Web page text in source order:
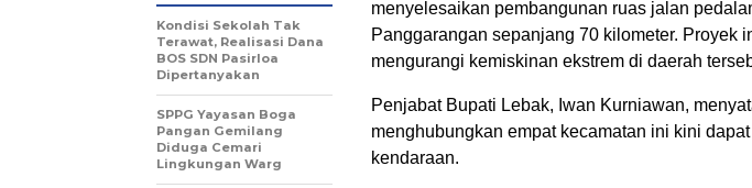
menyelesaikan pembangunan ruas jalan
Panggarangan sepanjang 70 kilometer. Proyek
mengurangi kemiskinan ekstrem di daerah
Penjabat Bupati Lebak, Iwan Kurniawan,
menghubungkan empat kecamatan ini kini
kendaraan.
Kondisi Sekolah Tak
Terawat, Realisasi Dana
BOS SDN Pasirloa
Dipertanyakan
SPPG Yayasan Boga
Pangan Gemilang
Diduga Cemari
Lingkungan Warg